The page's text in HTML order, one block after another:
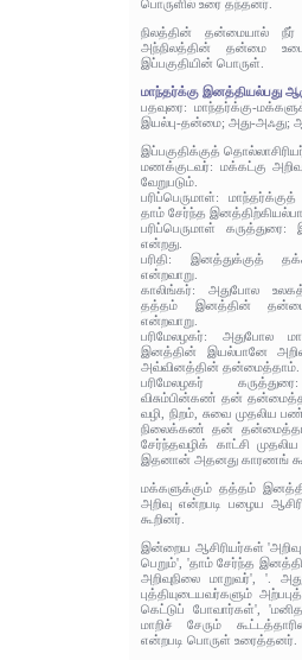
பொருளில் உரை தந்தனர்.
நிலத்தின் தன்மையால்
அந்நிலத்தின் தன்மை
இப்பகுதியின் பொருள்.
மாந்தர்க்கு இனத்தியல்பது
பதவுரை: மாந்தர்க்கு-
இயல்பு-தன்மை; அது-அஃது;
இப்பகுதிக்குத்
மணக்குடவர்: மக்கட்கு
வேறுபடும்.
பரிப்பெருமாள்:
தாம் சேர்ந்த
பரிப்பெருமாள் கருத்துரை:
என்றது.
பரிதி: இனத்துக்குத்
என்றவாறு.
காலிங்கர்: அதுபோல
தத்தம் இனத்தின்
என்றவாறு.
பரிமேலழகர்: அதுபோல
இனத்தின் இயல்பானே
அவ்வினத்தின் தன்மைத்தாம்.
பரிமேலழகர்
விசும்பின்கண் தன்
வழி, நிறம், சுவை முதலிய
நிலைக்கண் தன்
சேர்ந்தவழிக் காட்சி
இதனான் அதனது காரணங்
மக்களுக்கும் தத்தம்
அறிவு என்றபடி பழைய
கூறினர்.
இன்றைய ஆசிரியர்கள்
பெறும்', 'தாம் சேர்ந்த
அறிவுநிலை மாறுவர்', '.
புத்தியுடையவர்களும்
கெட்டுப் போவார்கள்',
மாறிச் சேரும்
என்றபடி பொருள் உரைத்தனர்.